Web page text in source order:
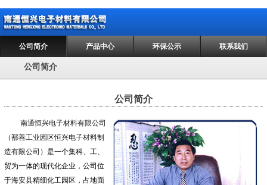
公司简介 产品中心 环保公示 联系我们
公司简介
公司简介
南通恒兴电子材料有限公司
（鄯善工业园区恒兴电子材料制
造有限公司） 是一个集科、工、
贸为一体的现代化企业，公司位
于海安县精细化工园区，占地面